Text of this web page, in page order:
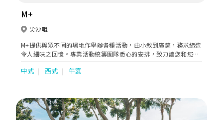
M+
尖沙咀
M+提供與眾不同的場地作舉辦各種活動，由小敘到廣筵，務求締造
令人細味之回憶。專業活動統籌團隊悉心的安排，致力讓您和您的
客人及摯愛盡情共聚，享受最美好的時光；享負盛名的餐飲專家呈
獻世界級美饌，由精緻巧食到豐富筵席，一應俱全。冀於全球首屈
中式 西式 午宴